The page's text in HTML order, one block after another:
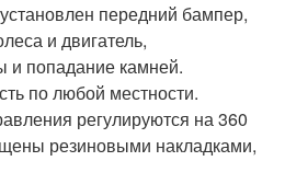
передний бампер,
и двигатель,
и попадание камней.
по любой местности.
регулируются на 360
резиновыми накладками,